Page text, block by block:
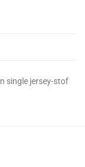
single jersey-stof